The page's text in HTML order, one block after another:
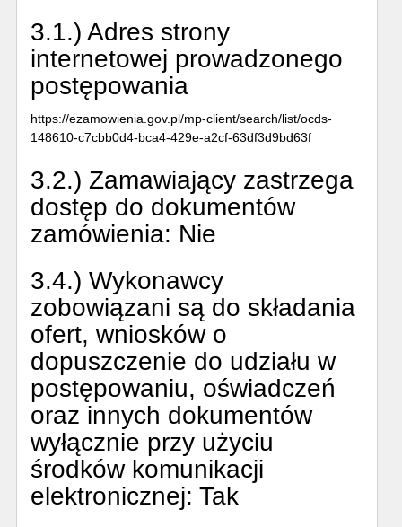
3.1.) Adres strony
internetowej prowadzonego
postępowania
https://ezamowienia.gov.pl/mp-client/search/list/ocds-
148610-c7cbb0d4-bca4-429e-a2cf-63df3d9bd63f
3.2.) Zamawiający zastrzega
dostęp do dokumentów
zamówienia: Nie
3.4.) Wykonawcy
zobowiązani są do składania
ofert, wniosków o
dopuszczenie do udziału w
postępowaniu, oświadczeń
oraz innych dokumentów
wyłącznie przy użyciu
środków komunikacji
elektronicznej: Tak